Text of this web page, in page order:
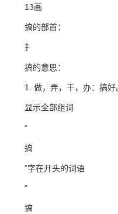
13画
搞的部首：
扌
搞的意思：
1. 做，弄，干，办：搞好
显示全部组词
“
搞
”字在开头的词语
“
搞